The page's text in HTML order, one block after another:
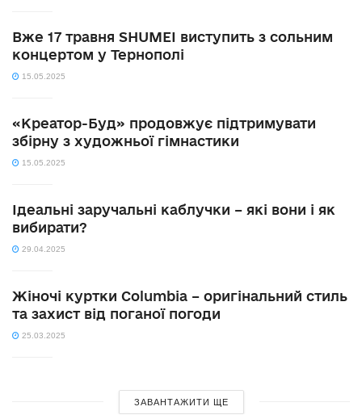
Вже 17 травня SHUMEI виступить з сольним
концертом у Тернополі
15.05.2025
«Креатор-Буд» продовжує підтримувати
збірну з художньої гімнастики
15.05.2025
Ідеальні заручальні каблучки – які вони і як
вибирати?
29.04.2025
Жіночі куртки Columbia – оригінальний стиль
та захист від поганої погоди
25.03.2025
ЗАВАНТАЖИТИ ЩЕ